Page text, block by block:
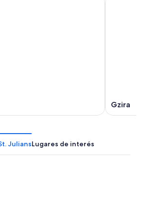
Gzira
JuliansLugares de interés